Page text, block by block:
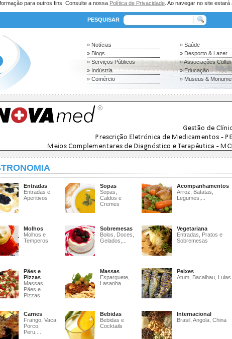
para outros fins. Consulte a nossa Política de Privacidade . Ao navegar no site
PESQUISAR
» Notícias
» Blogs
» Serviços Públicos
» Indústria
» Comércio
» Saúde
» Desporto & Lazer
» Associações
» Educação
» Museus &
Entradas
Entradas e
Aperitivos
Sopas
Sopas,
Caldos e
Cremes
Acompanhamentos
Arroz, Batatas,
Legumes,...
Molhos
Molhos e
Temperos
Sobremesas
Bolos, Doces,
Gelados,...
Vegetariana
Entradas, Pratos e
Sobremesas
Pães e
Pizzas
Massas,
Pães e
Pizzas
Massas
Esparguete,
Lasanha...
Peixes
Atum, Bacalhau, Lulas
Carnes
Frango, Vaca,
Porco,
Peru,...
Bebidas
Bebidas e
Cocktails
Internacional
Brasil, Angola, China